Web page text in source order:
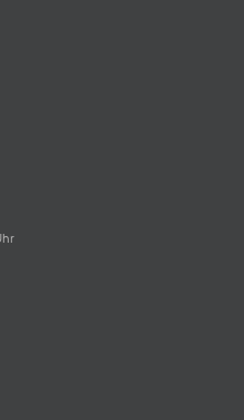
Decanter wurde 1975 gegründet
Verbraucher in Großbritannien.
Weinmedienmarke.